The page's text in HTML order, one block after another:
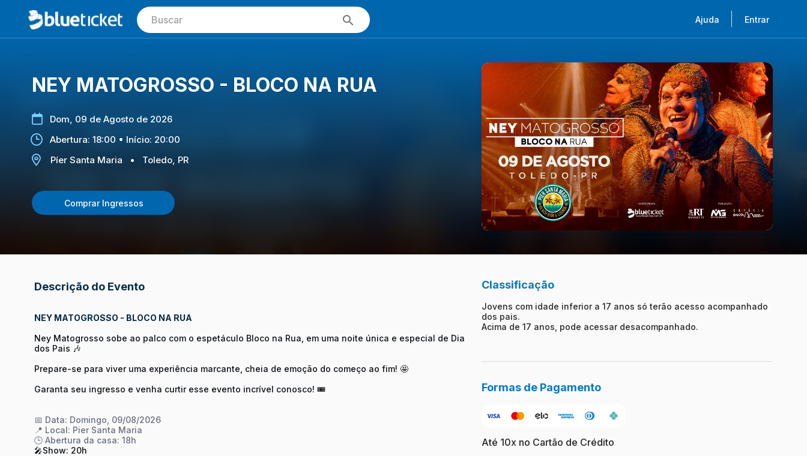
Ajuda Entrar
NEY MATOGROSSO - BLOCO NA RUA
Dom, 09 de Agosto de 2026
Abertura: 18:00 • Início: 20:00
Píer Santa Maria
• Toledo, PR
Comprar Ingressos
Descrição do Evento
NEY MATOGROSSO - BLOCO NA RUA
Ney Matogrosso sobe ao palco com o espetáculo Bloco na Rua, em uma noite única e especial de Dia
dos Pais 🎶
Prepare-se para viver uma experiência marcante, cheia de emoção do começo ao fim! 🤩
Garanta seu ingresso e venha curtir esse evento incrível conosco! 🎟️
📅 Data: Domingo, 09/08/2026
📍 Local: Pier Santa Maria
🕒 Abertura da casa: 18h
🎤Show: 20h
Classificação
Jovens com idade inferior a 17 anos só terão acesso acompanhado
dos pais.
Acima de 17 anos, pode acessar desacompanhado.
Formas de Pagamento
Até 10x no Cartão de Crédito